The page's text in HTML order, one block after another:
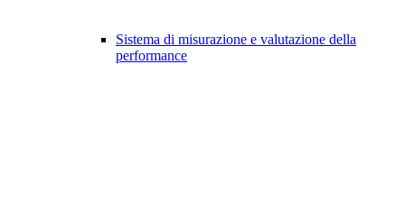
Sistema di misurazione e valutazione della
performance